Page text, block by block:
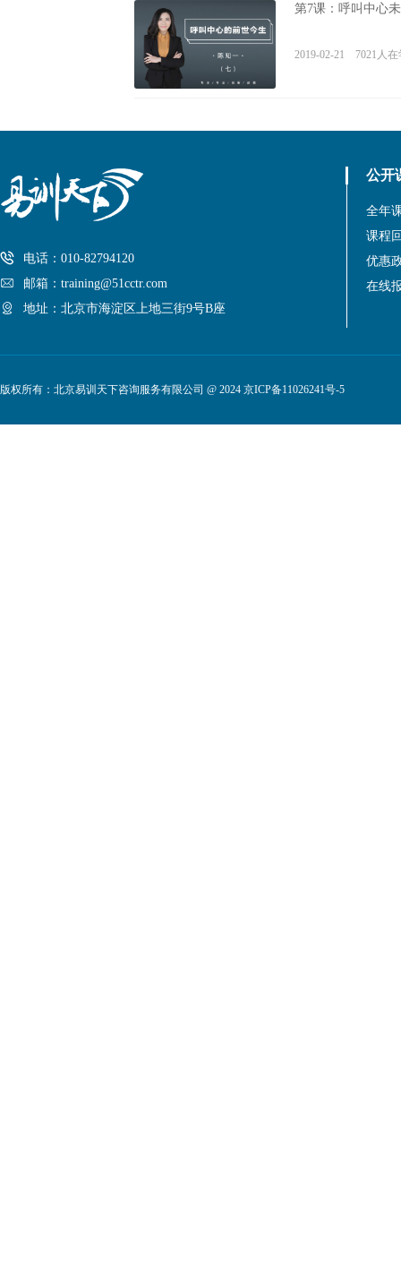
第7课：呼叫中心
2019-02-21 7021人在
电话：010-82794120
邮箱：training@51cctr.com
地址：北京市海淀区上地三街9号B座
公开
全年
课程
优惠
在线
版权所有：北京易训天下咨询服务有限公司 @ 2024 京ICP备11026241号-5